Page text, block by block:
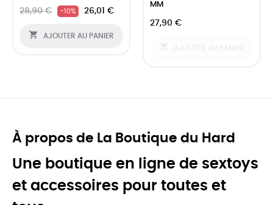
28,90 € -10% 26,01 €
 AJOUTER AU PANIER
MM
27,90 €
À propos de La Boutique du Hard
Une boutique en ligne de sextoys
et accessoires pour toutes et